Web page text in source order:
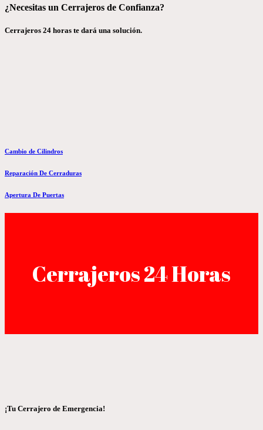
¿Necesitas un Cerrajeros de Confianza?
Cerrajeros 24 horas te dará una solución.
Cambio de Cilindros
Reparación De Cerraduras
Apertura De Puertas
Cerrajeros 24 Horas
¡Tu Cerrajero de Emergencia!